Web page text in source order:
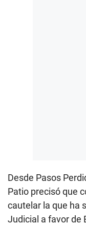
Desde Pasos
Patio precisó que
cautelar la que ha
Judicial a favor de